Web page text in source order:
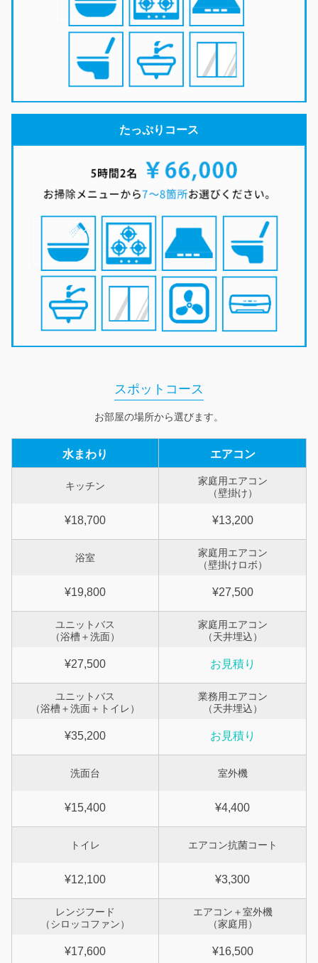
たっぷりコース
スポットコース
お部屋の場所から選びます。
水まわり エアコン
キッチン
¥18,700
家庭用エアコン
（壁掛け）
¥13,200
浴室
¥19,800
家庭用エアコン
（壁掛けロボ）
¥27,500
ユニットバス
（浴槽＋洗面）
¥27,500
家庭用エアコン
（天井埋込）
お見積り
ユニットバス
（浴槽＋洗面＋トイレ）
¥35,200
業務用エアコン
（天井埋込）
お見積り
洗面台
¥15,400
室外機
¥4,400
トイレ
¥12,100
エアコン抗菌コート
¥3,300
レンジフード
（シロッコファン）
¥17,600
エアコン＋室外機
（家庭用）
¥16,500